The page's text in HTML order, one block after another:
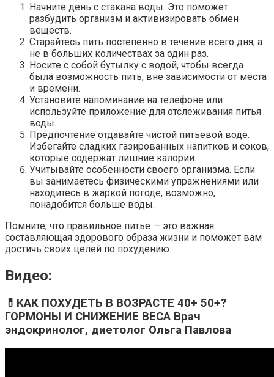
Начните день с стакана воды. Это поможет
разбудить организм и активизировать обмен
веществ.
Старайтесь пить постепенно в течение всего дня, а
не в больших количествах за один раз.
Носите с собой бутылку с водой, чтобы всегда
была возможность пить, вне зависимости от места
и времени.
Установите напоминание на телефоне или
используйте приложение для отслеживания питья
воды.
Предпочтение отдавайте чистой питьевой воде.
Избегайте сладких газированных напитков и соков,
которые содержат лишние калории.
Учитывайте особенности своего организма. Если
вы занимаетесь физическими упражнениями или
находитесь в жаркой погоде, возможно,
понадобится больше воды.
Помните, что правильное питье — это важная
составляющая здорового образа жизни и поможет вам
достичь своих целей по похудению.
Видео:
💊КАК ПОХУДЕТЬ В ВОЗРАСТЕ 40+ 50+?
ГОРМОНЫ И СНИЖЕНИЕ ВЕСА Врач
эндокринолог, диетолог Ольга Павлова